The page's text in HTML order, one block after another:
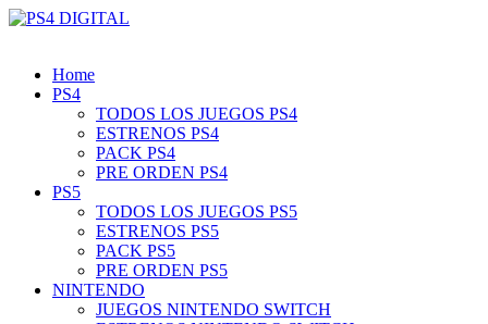
Home
PS4
TODOS LOS JUEGOS PS4
ESTRENOS PS4
PACK PS4
PRE ORDEN PS4
PS5
TODOS LOS JUEGOS PS5
ESTRENOS PS5
PACK PS5
PRE ORDEN PS5
NINTENDO
JUEGOS NINTENDO SWITCH